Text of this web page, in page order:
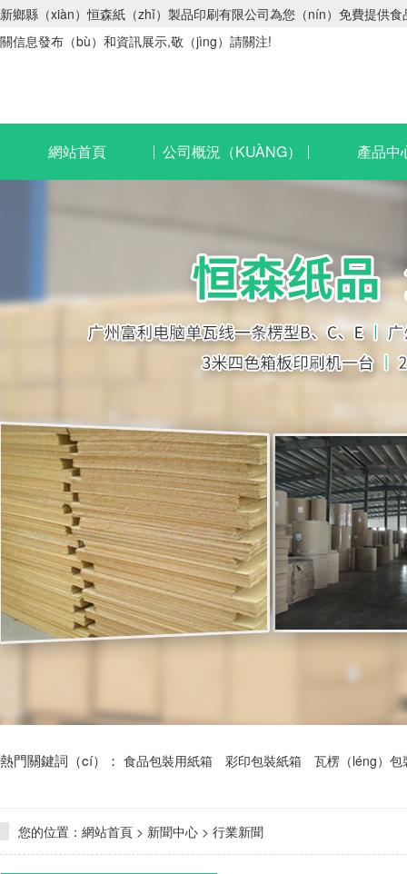
新鄉縣（xiàn）恒森紙（zhǐ）製品印刷有限公司為您（nín）免費提供
關信息發布（bù）和資訊展示,敬（jìng）請關注!
網站首頁 公司概況（KUÀNG） 產品中
熱門關鍵詞（cí）： 食品包裝用紙箱 彩印包裝紙箱 瓦楞（léng）包
您的位置： 網站首頁 > 新聞中心 > 行業新聞